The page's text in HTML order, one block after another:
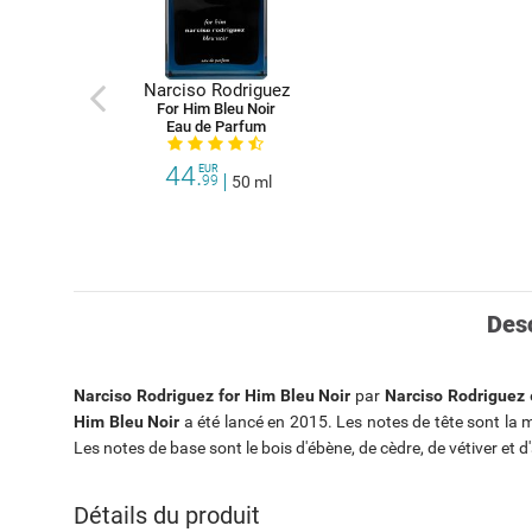
Narciso Rodriguez
For Him Bleu Noir
Eau de Parfum
44.99
EUR
50 ml
Narciso Rodriguez for Him Bleu Noir parNarciso Rodriguez
Him Bleu Noir a été lancé en 2015. Les notes de tête sont la
Les notes de base sont le bois d'ébène, de cèdre, de vétiver et
Détails du produit